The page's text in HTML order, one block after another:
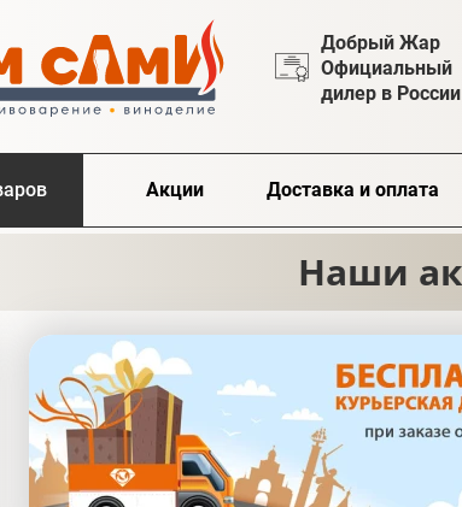
Добрый Жар
Официальный
дилер в России
Акции Доставка и оплата
Наши